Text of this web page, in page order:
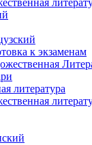
к экзаменам
литература